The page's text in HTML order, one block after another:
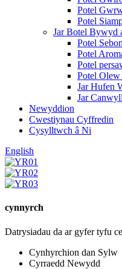
Potel
Potel
Jar Botel Bywyd
Potel
Potel
Potel
Potel
Jar Hufen
Jar
Newyddion
Cwestiynau Cyffredin
Cysylltwch â Ni
English
cynnyrch
Datrysiadau da ar gyfer tyfu
Cynhyrchion dan Sylw
Cyrraedd Newydd